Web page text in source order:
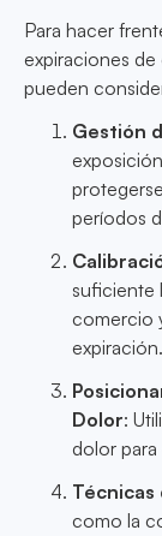
Para hacer
expiraciones
pueden
Gestión
períodos
suficiente
comercio
expiración.
Dolor:
dolor
Técnicas
como la